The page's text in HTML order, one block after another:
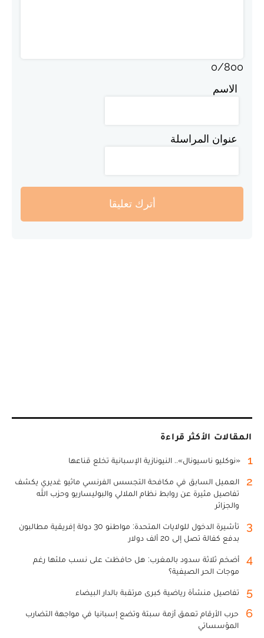
0/800
الاسم
عنوان المراسلة
أترك تعليقا
المقالات الأكثر قراءة
1 «نوكليو ناسيونال».. النيونازية الإسبانية تخلع قناعها
2
العميل السابق في مكافحة التجسس الفرنسي ماثيو غديري يكشف
تفاصيل مثيرة عن روابط نظام الملالي والبوليساريو وحزب الله
والجزائر
3
تأشيرة الدخول للولايات المتحدة: مواطنو 30 دولة إفريقية مطالبون
بدفع كفالة تصل إلى 20 ألف دولار
4
أضخم ثلاثة سدود بالمغرب: هل حافظت على نسب ملئها رغم
موجات الحر الصيفية؟
5 تفاصيل منشأة رياضية كبرى مرتقبة بالدار البيضاء
6
حرب الأرقام تعمق أزمة سبتة وتضع إسبانيا في مواجهة التضارب
المؤسساتي